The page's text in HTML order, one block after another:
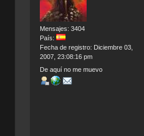
Mensajes: 3404
País:
Fecha de registro: Diciembre 03,
2007, 23:08:16 pm
De aquí no me muevo